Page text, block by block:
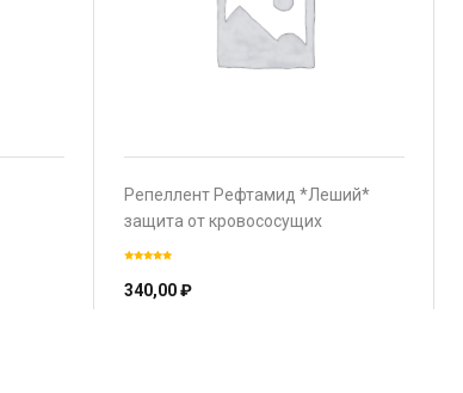
Репеллент Рефтамид *Леший*
защита от кровососущих
насекомых и клещей
340,00₽